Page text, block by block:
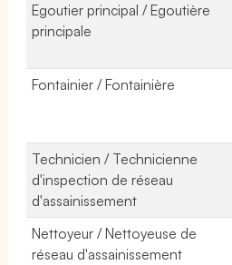
Egoutier principal / Egoutière
principale
Fontainier / Fontainière
Technicien / Technicienne
d'inspection de réseau
d'assainissement
Nettoyeur / Nettoyeuse de
réseau d'assainissement